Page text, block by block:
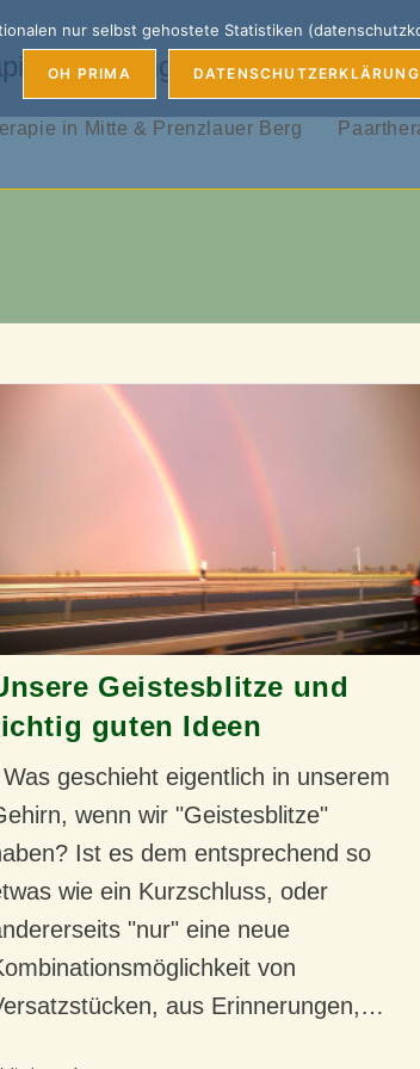
Coaching & Supervision
in Mitte & Prenzlauer Berg
Geistesblitze und
guten Ideen
Was geschieht eigentlich in unserem
wenn wir "Geistesblitze"
Ist es dem entsprechend so
wie ein Kurzschluss, oder
"nur" eine neue
von
aus Erinnerungen,…
nur selbst gehostete Statistiken
OH PRIMA DATENSCHUTZERKLÄRUNG